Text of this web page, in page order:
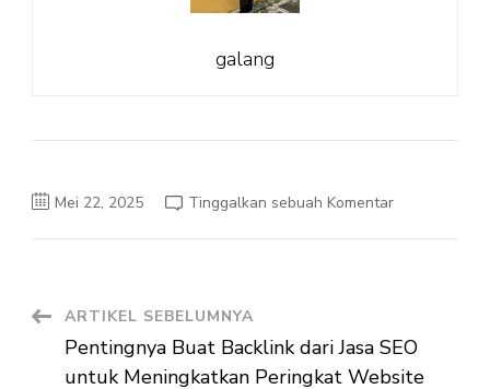
galang
Mei 22, 2025 Tinggalkan sebuah Komentarpada
Navigasi
Artikel
ARTIKEL SEBELUMNYA
Pentingnya Buat Backlink dari Jasa SEO
untuk Meningkatkan Peringkat Website